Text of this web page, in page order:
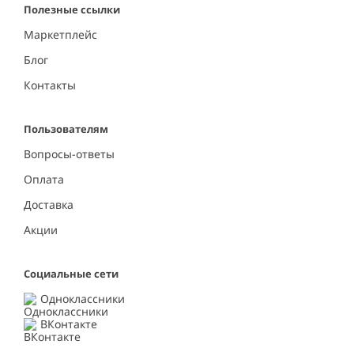
Полезные ссылки
Маркетплейс
Блог
Контакты
Пользователям
Вопросы-ответы
Оплата
Доставка
Акции
Социальные сети
Одноклассники
ВКонтакте